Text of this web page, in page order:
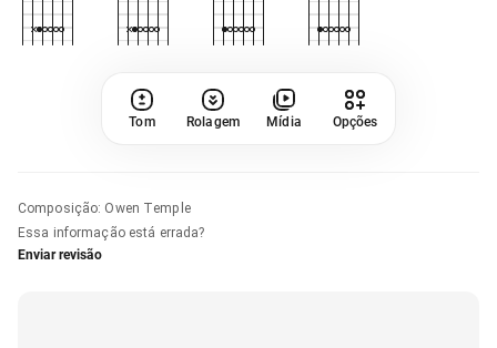
Tom Rolagem Mídia Opções
Composição: Owen Temple
Essa informação está errada?
Enviar revisão